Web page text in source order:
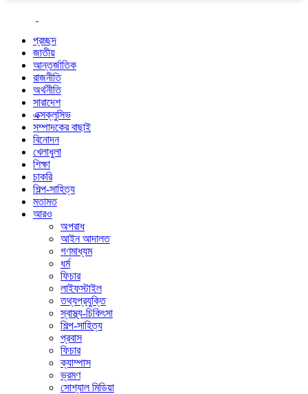
প্রচ্ছদ
জাতীয়
আন্তর্জাতিক
রাজনীতি
অর্থনীতি
সারাদেশ
এক্সক্লুসিভ
সম্পাদকের বাছাই
বিনোদন
খেলাধুলা
শিক্ষা
চাকরি
শিল্প-সাহিত্য
মতামত
আরও
অপরাধ
আইন আদালত
গণমাধ্যম
ধর্ম
ফিচার
লাইফস্টাইল
তথ্যপ্রযুক্তি
স্বাস্থ্য-চিকিৎসা
শিল্প-সাহিত্য
প্রবাস
ফিচার
ক্যাম্পাস
ভ্রমণ
সোশ্যাল মিডিয়া